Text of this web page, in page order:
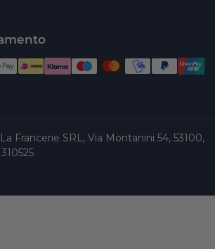
La Francerie SRL, Via Montanini 54, 53100,